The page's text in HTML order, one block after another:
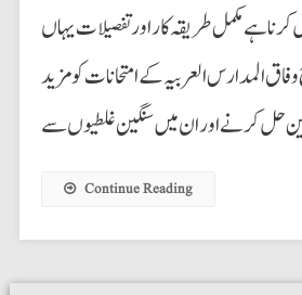
ہے مکمل طریقہ کار اور تفصیلات یہاں
المدارس العربیہ کے امتحانات کو مزید
Continue Reading